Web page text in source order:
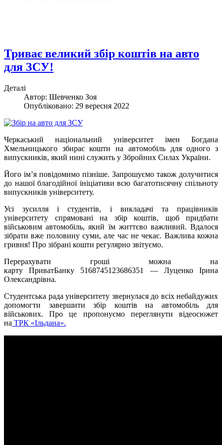
Триває великий збір коштів на авто
для ЗСУ!
Деталі
Автор: Шевченко Зоя
Опубліковано: 29 вересня 2022
Черкаський національний університет імен Богдана
Хмельницького збирає кошти на автомобіль для одного з
випускників, який нині служить у Збройних Силах України.
Його ім’я повідомимо пізніше. Запрошуємо також долучитися
до нашої благодійної ініціативи всю багатотисячну спільноту
випускників університету.
Усі зусилля і студентів, і викладачі та працівників
університету спрямовані на збір коштів, щоб придбати
військовим автомобіль, який їм життєво важливий. Вдалося
зібрати вже половину суми, але час не чекає. Важлива кожна
гривня! Про зібрані кошти регулярно звітуємо.
Перерахувати гроші можна на
карту ПриватБанку 5168745123686351 — Луценко Ірина
Олександрівна.
Студентська рада університету звернулася до всіх небайдужих
допомогти завершити збір коштів на автомобіль для
військових. Про це пропонуємо переглянути відеосюжет
на ТРК «Ільдана».